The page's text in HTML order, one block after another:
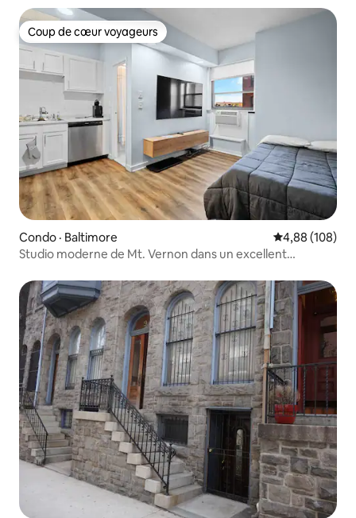
Coup de cœur voyageurs
Coup de cœur voyageurs
Condo · Baltimore Note
4,88 (108)
Studio moderne de Mt. Vernon dans un excellent